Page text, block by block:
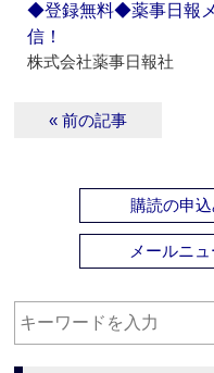
◆登録無料◆薬事日報
信！
株式会社薬事日報社
« 前の記事
購読の申込
メールニ